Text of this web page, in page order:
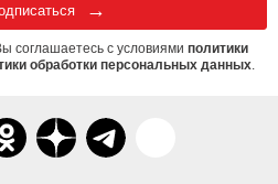
соглашаетесь с условиями политики
обработки персональных данных.